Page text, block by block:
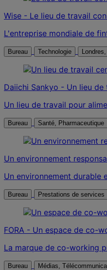
Wise - Le lieu de travail
L'entreprise mondiale de
Bureau Technologie
Daiichi Sankyo - Un lieu
Un lieu de travail pour
Bureau Santé, Pharmaceutique
Un environnement
Un environnement
Bureau Prestations de services
FORA - Un espace de co-
La marque de co-working
Bureau Médias,